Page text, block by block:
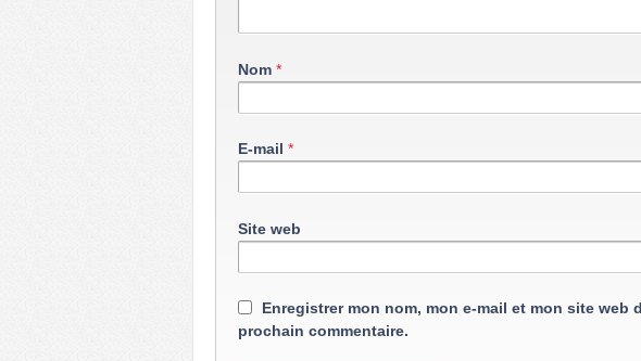
Nom *
E-mail *
Site web
Enregistrer mon nom, mon e-mail et mon site web
prochain commentaire.